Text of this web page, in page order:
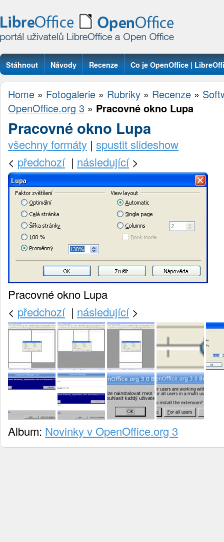
Stáhnout Návody Recenze Co je OpenOffice |
Otázky
Home » Fotogalerie » Rubriky » Recenze »
OpenOffice.org 3 » Pracovné okno Lupa
Pracovné okno Lupa
všechny formáty | spustit slideshow
< předchozí| následující>
Pracovné okno Lupa
< předchozí| následující>
Album: Novinky v OpenOffice.org 3